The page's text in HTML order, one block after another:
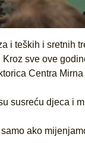
i teških i sretnih
sve ove
Centra Mirna
susreću djeca i
ako